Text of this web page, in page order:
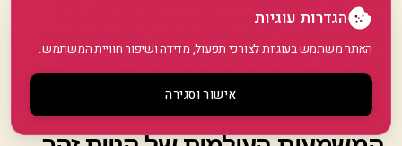
מוכנות לקנות חפצים ישנים שעשויים ממתכת זאת,
למחזרם ולשלם תמורתם מחיר נאה. מחפשים חברה
לדעת על שירות זה.
הגדרות עוגיות
האתר משתמש בעוגיות לצורכי תפעול, מדידה ושיפור חוויית המשתמש.
אישור וסגירה